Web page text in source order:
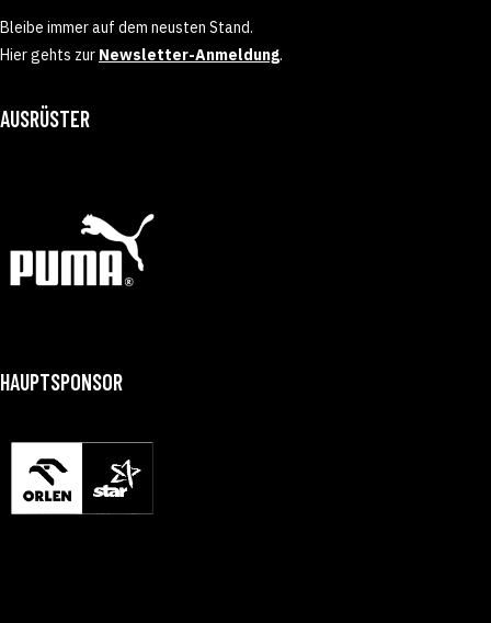
Bleibe immer auf dem neusten Stand.
Hier gehts zur Newsletter-Anmeldung.
AUSRÜSTER
HAUPTSPONSOR